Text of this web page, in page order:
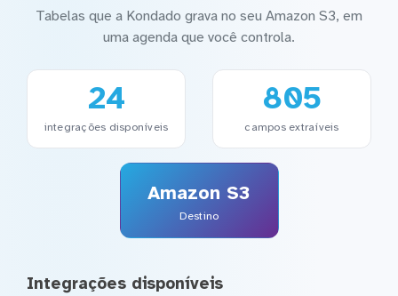
Tabelas que a Kondado grava no seu Amazon S3, em
uma agenda que você controla.
24
integrações disponíveis
805
campos extraíveis
Amazon S3
Destino
Integrações disponíveis